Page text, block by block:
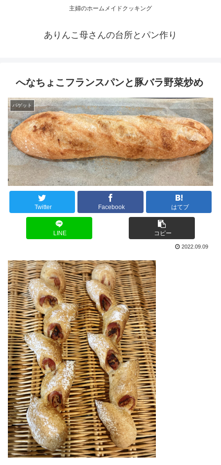
主婦のホームメイドクッキング
ありんこ母さんの台所とパン作り
へなちょこフランスパンと豚バラ野菜炒め
バゲット
Twitter Facebook はてブ
LINE コピー
2022.09.09